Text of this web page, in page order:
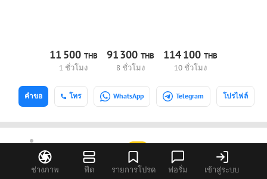
ช่างภาพ ฟีด รายการโปรด ฟอรั่ม เข้าสู่ระบบ
11 500 THB
1 ชั่วโมง
91300THB
8 ชั่วโมง
114100THB
10 ชั่วโมง
โทร WhatsApp Telegram โปรไฟล์
คำขอ
Pierpaolo Cialini
โรม, อิตาลี